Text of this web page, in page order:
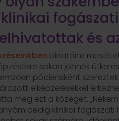
és
oktatóink
sokan jönnek
páciensként
elképzelésekkel
meg ezt a közeget.
pedig klinikai fogászati